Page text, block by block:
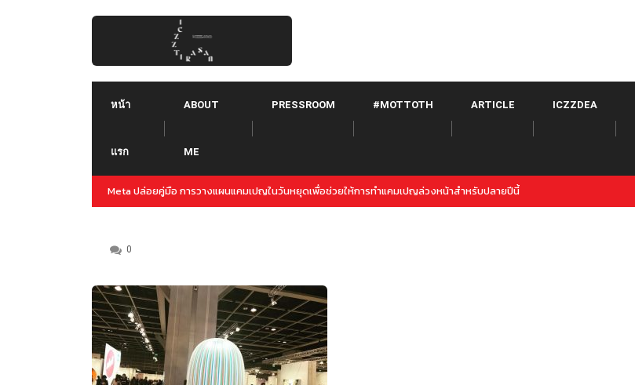
หน้า
แรก
ABOUT
ME
PRESSROOM #MOTTOTH ARTICLE ICZZDEA
ล่วงหน้าสำหรับปลายปีนี้Threads คืออะไร ใช้ยังไง :: Threads คู่แข่งใหม่ของ Twitter จาก META เปิดตัวภายใต้
Instagram
0